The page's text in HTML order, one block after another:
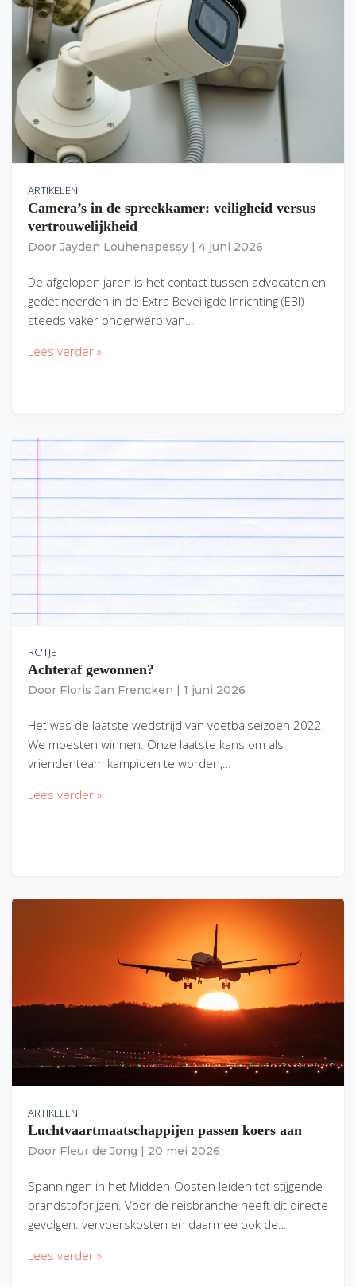
ARTIKELEN
Camera’s in de spreekkamer: veiligheid versus
vertrouwelijkheid
Door Jayden Louhenapessy 4 juni 2026
De afgelopen jaren is het contact tussen advocaten en
gedetineerden in de Extra Beveiligde Inrichting (EBI)
steeds vaker onderwerp van…
Lees verder »
RC'TJE
Achteraf gewonnen?
Door Floris Jan Frencken 1 juni 2026
Het was de laatste wedstrijd van voetbalseizoen 2022.
We moesten winnen. Onze laatste kans om als
vriendenteam kampioen te worden,…
Lees verder »
ARTIKELEN
Luchtvaartmaatschappijen passen koers aan
Door Fleur de Jong 20 mei 2026
Spanningen in het Midden-Oosten leiden tot stijgende
brandstofprijzen. Voor de reisbranche heeft dit directe
gevolgen: vervoerskosten en daarmee ook de…
Lees verder »